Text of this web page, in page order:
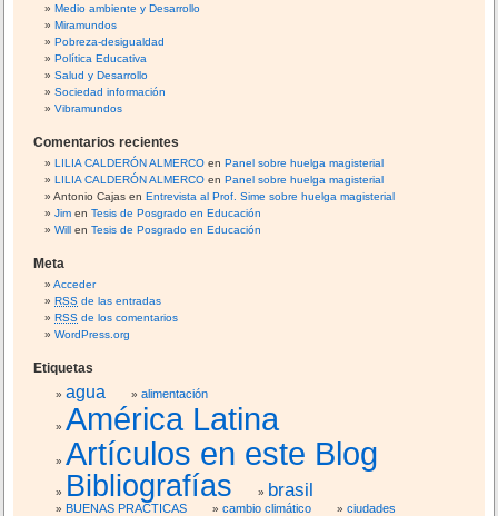
e
o
Medio ambiente y Desarrollo
Miramundos
Pobreza-desigualdad
Política Educativa
Salud y Desarrollo
Sociedad información
Vibramundos
Comentarios recientes
LILIA CALDERÓN ALMERCO enPanel sobre huelga magisterial
LILIA CALDERÓN ALMERCO enPanel sobre huelga magisterial
Antonio Cajas enEntrevista al Prof. Sime sobre huelga magisterial
Jim enTesis de Posgrado en Educación
Will enTesis de Posgrado en Educación
Meta
Acceder
RSS de las entradas
RSS de los comentarios
WordPress.org
Etiquetas
agua alimentación
América Latina
Artículos en este Blog
Bibliografías brasil
BUENAS PRACTICAS cambio climático
ciudades